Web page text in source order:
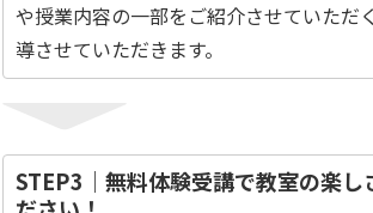
や授業内容の一部をご紹介させていただ
導させていただきます。
STEP3｜無料体験受講で教室の楽し